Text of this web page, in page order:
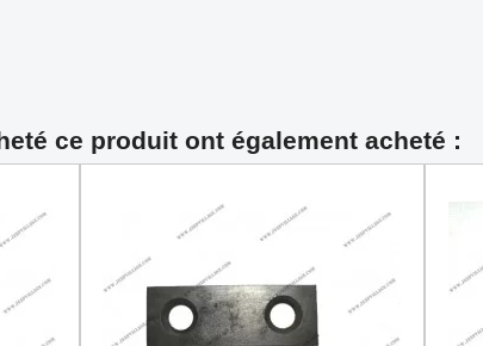
ce produit ont également acheté :